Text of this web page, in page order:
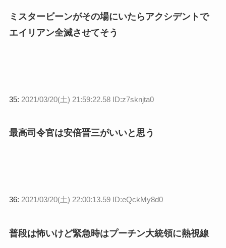
ミスタービーンがその場にいたらアクシデントで
エイリアン全滅させてそう
35: 2021/03/20(土) 21:59:22.58 ID:z7sknjta0
最高司令官は安倍晋三がいいと思う
36: 2021/03/20(土) 22:00:13.59 ID:eQckMy8d0
普段は怖いけど緊急時はプーチン大統領に熱視線